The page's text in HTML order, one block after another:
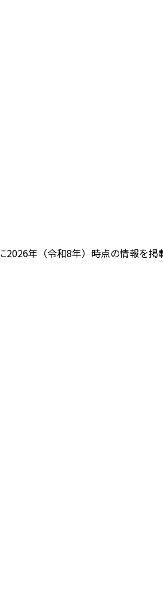
2026年（令和8年）時点の情報を掲